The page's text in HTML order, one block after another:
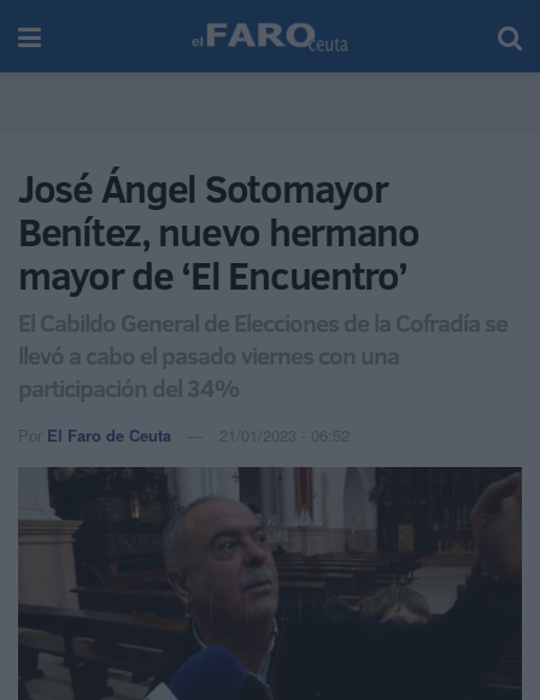
José Ángel Sotomayor
Benítez, nuevo hermano
mayor de ‘El Encuentro’
El Cabildo General de Elecciones de la Cofradía se
llevó a cabo el pasado viernes con una
participación del 34%
Por El Faro de Ceuta 21/01/2023 - 06:52